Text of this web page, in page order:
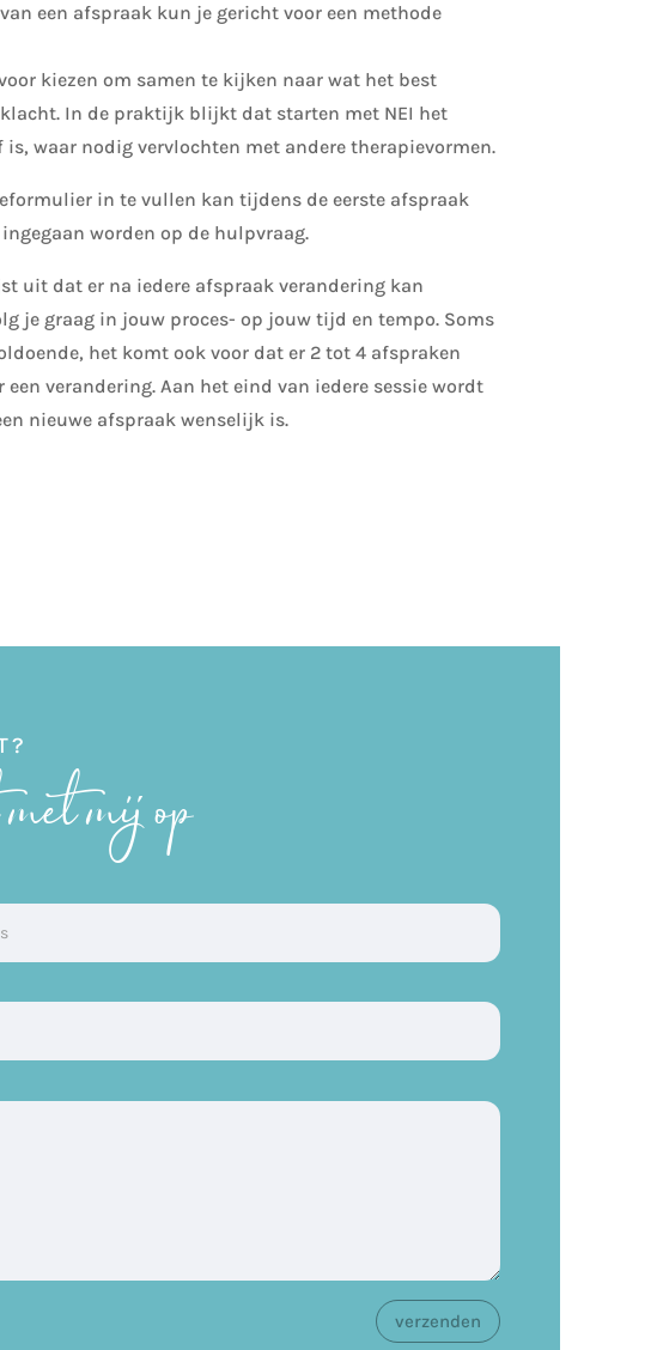
een afspraak kun je gericht voor een methode
kiezen om samen te kijken naar wat het best
In de praktijk blijkt dat starten met NEI het
is, waar nodig vervlochten met andere therapievormen.
in te vullen kan tijdens de eerste afspraak
worden op de hulpvraag.
uit dat er na iedere afspraak verandering kan
je graag in jouw proces- op jouw tijd en tempo. Soms
het komt ook voor dat er 2 tot 4 afspraken
verandering. Aan het eind van iedere sessie wordt
nieuwe afspraak wenselijk is.
mij op
verzenden